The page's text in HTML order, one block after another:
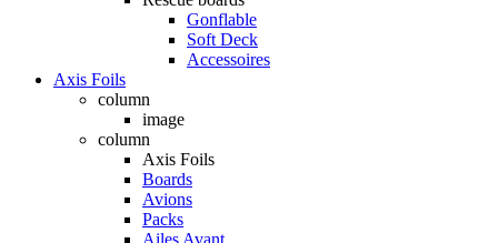
Gonflable
Soft Deck
Accessoires
Axis Foils
column
image
column
Axis Foils
Boards
Avions
Packs
Ailes Avant